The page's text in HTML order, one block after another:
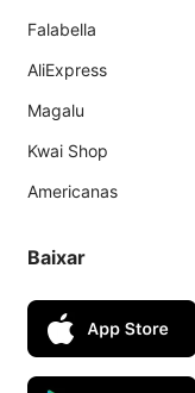
Falabella
AliExpress
Magalu
Kwai Shop
Americanas
Baixar